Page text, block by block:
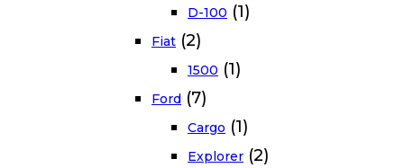
D-100 (1)
Fiat (2)
1500 (1)
Ford (7)
Cargo (1)
Explorer (2)